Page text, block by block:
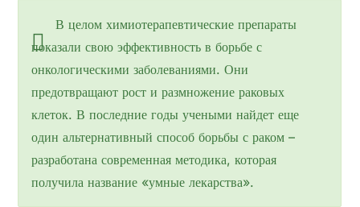
В целом химиотерапевтические препараты
показали свою эффективность в борьбе с
онкологическими заболеваниями. Они
предотвращают рост и размножение раковых
клеток. В последние годы учеными найдет еще
один альтернативный способ борьбы с раком –
разработана современная методика, которая
получила название «умные лекарства».